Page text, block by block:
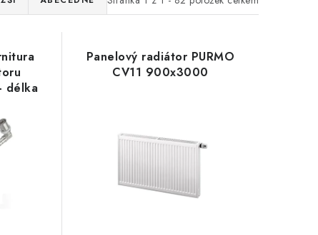
délka
Panelový radiátor PURMO
CV11 900x3000